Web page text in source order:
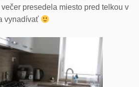
presedela miesto pred telkou v
vynadívať